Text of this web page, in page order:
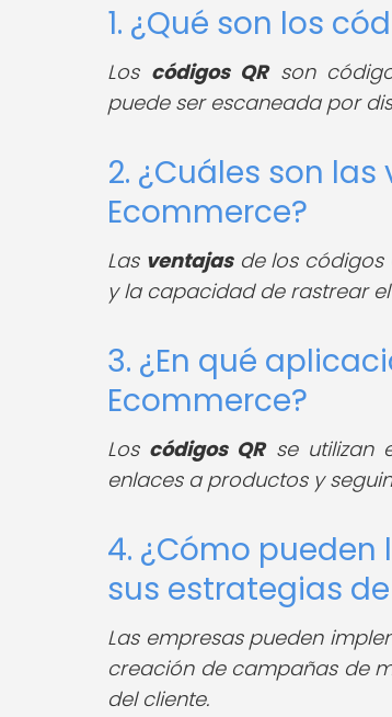
1. ¿Qué son los
Los códigos QRson
puede ser escaneada por
2. ¿Cuáles son
Ecommerce?
Las ventajasde los códigos
y la capacidad de rastrear
3. ¿En qué
Ecommerce?
Los códigos QRse utilizan
enlaces a productos y
4. ¿Cómo
sus estrategias
Las empresas pueden
creación de campañas de
del cliente.